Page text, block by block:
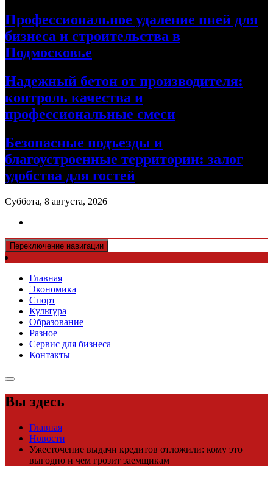
Профессиональное удаление пней для
бизнеса и строительства в
Подмосковье
Надежный бетон от производителя:
контроль качества и
профессиональные смеси
Безопасные подъезды и
благоустроенные территории: залог
удобства для гостей
Суббота, 8 августа, 2026
Переключение навигации
Главная
Экономика
Спорт
Культура
Образование
Разное
Сервис для бизнеса
Контакты
Вы здесь
Главная
Новости
Ужесточение выдачи кредитов отложили: кому это
выгодно и чем грозит заемщикам